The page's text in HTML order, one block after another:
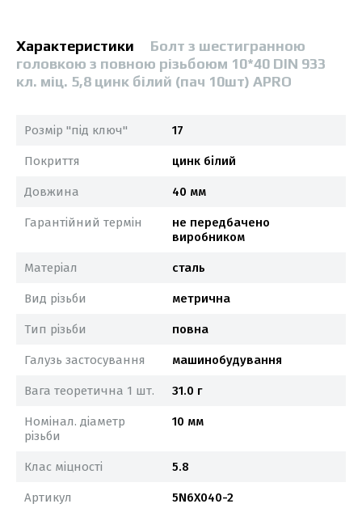
Характеристики
Болт з шестигранною
головкою з повною різьбоюм 10*40 DIN 933
кл. міц. 5,8 цинк білий (пач 10шт) APRO
Розмір "під ключ" 17
Покриття цинк білий
Довжина 40 мм
Гарантійний термін
не передбачено
виробником
Матеріал сталь
Вид різьби метрична
Тип різьби повна
Галузь застосування машинобудування
Вага теоретична 1 шт. 31.0 г
Номінал. діаметр
різьби
10 мм
Клас міцності 5.8
Артикул 5N6X040-2